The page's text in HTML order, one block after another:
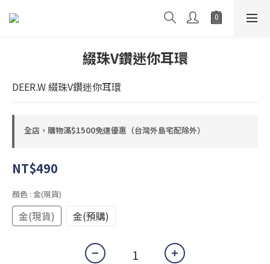
綴珠V鑽迷你耳環
DEER.W 綴珠V鑽迷你耳環
全店，購物滿$1500免運優惠（台灣外島宅配除外）
NT$490
顏色 : 金(現貨)
金(現貨) 金(預購)